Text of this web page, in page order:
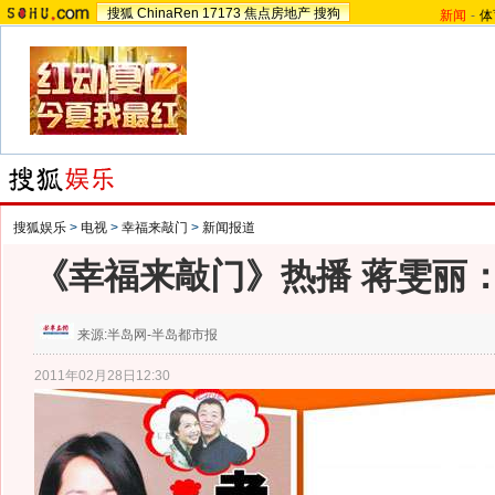
搜狐 ChinaRen 17173 焦点房地产 搜狗 新闻 -
搜狐娱乐 > 电视 > 幸福来敲门 > 新闻报道
《幸福来敲门》热播 蒋雯丽
来源:半岛网-半岛都市报
2011年02月28日12:30